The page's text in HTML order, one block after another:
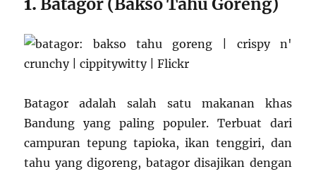
Batagor adalah salah satu makanan khas
Bandung yang paling populer. Terbuat dari
campuran tepung tapioka, ikan tenggiri, dan
tahu yang digoreng, batagor disajikan dengan